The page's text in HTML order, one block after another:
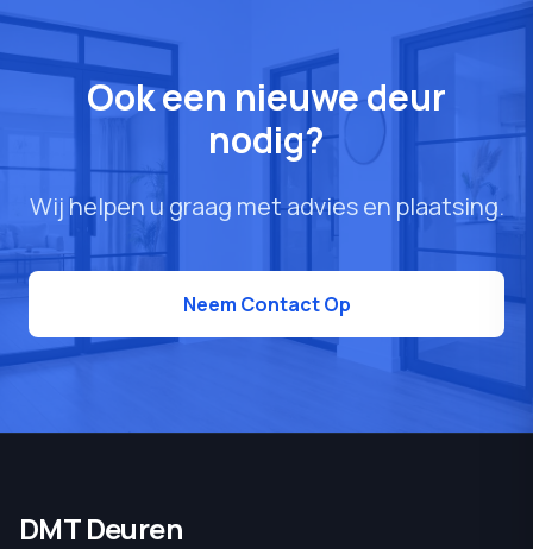
Ook een nieuwe deur
nodig?
Wij helpen u graag met advies en plaatsing.
Neem Contact Op
DMT Deuren